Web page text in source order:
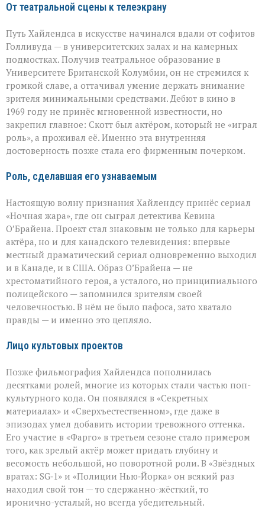
От театральной сцены к телеэкрану
Путь Хайлендса в искусстве начинался вдали от софитов
Голливуда — в университетских залах и на камерных
подмостках. Получив театральное образование в
Университете Британской Колумбии, он не стремился к
громкой славе, а оттачивал умение держать внимание
зрителя минимальными средствами. Дебют в кино в
1969 году не принёс мгновенной известности, но
закрепил главное: Скотт был актёром, который не «играл
роль», а проживал её. Именно эта внутренняя
достоверность позже стала его фирменным почерком.
Роль, сделавшая его узнаваемым
Настоящую волну признания Хайлендсу принёс сериал
«Ночная жара», где он сыграл детектива Кевина
О’Брайена. Проект стал знаковым не только для карьеры
актёра, но и для канадского телевидения: впервые
местный драматический сериал одновременно выходил
и в Канаде, и в США. Образ О’Брайена — не
хрестоматийного героя, а усталого, но принципиального
полицейского — запомнился зрителям своей
человечностью. В нём не было пафоса, зато хватало
правды — и именно это цепляло.
Лицо культовых проектов
Позже фильмография Хайлендса пополнилась
десятками ролей, многие из которых стали частью поп-
культурного кода. Он появлялся в «Секретных
материалах» и «Сверхъестественном», где даже в
эпизодах умел добавить истории тревожного оттенка.
Его участие в «Фарго» в третьем сезоне стало примером
того, как зрелый актёр может придать глубину и
весомость небольшой, но поворотной роли. В «Звёздных
вратах: SG‑1» и «Полиции Нью‑Йорка» он всякий раз
находил свой тон — то сдержанно-жёсткий, то
иронично-усталый, но всегда убедительный.